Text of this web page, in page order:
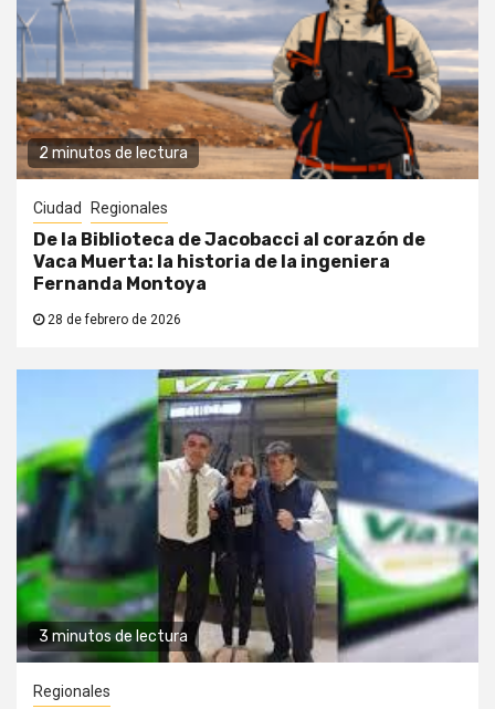
2 minutos de lectura
Ciudad Regionales
De la Biblioteca de Jacobacci al corazón de
Vaca Muerta: la historia de la ingeniera
Fernanda Montoya
28 de febrero de 2026
3 minutos de lectura
Regionales